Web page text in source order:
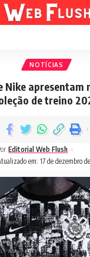
NOTÍCIAS
Nike apresentam
de treino
em: 17 de dezembro
Editorial Web Flush